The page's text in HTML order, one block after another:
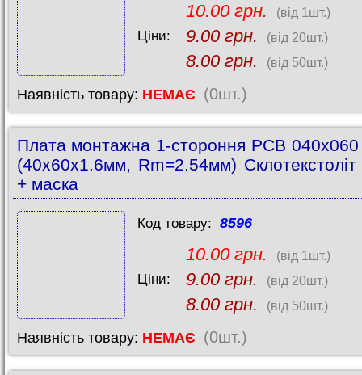
Ціни:
10.00 грн. (від 1шт.)
9.00 грн. (від 20шт.)
8.00 грн. (від 50шт.)
Наявність товару: НЕМАЄ (0шт.)
Плата монтажна 1-стороння PCB 040x060
(40x60x1.6мм, Rm=2.54мм) Склотекстоліт
+ маска
Код товару: 8596
Ціни:
10.00 грн. (від 1шт.)
9.00 грн. (від 20шт.)
8.00 грн. (від 50шт.)
Наявність товару: НЕМАЄ (0шт.)